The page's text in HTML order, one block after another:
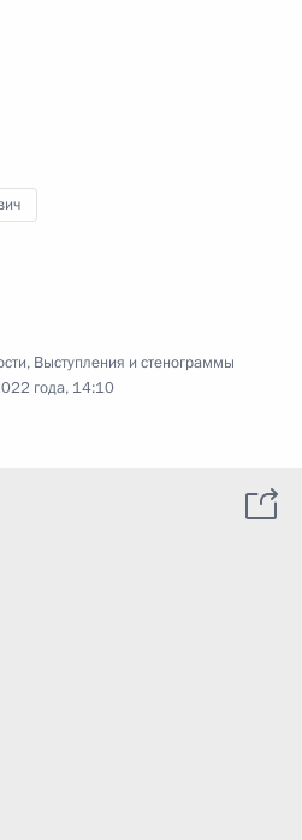
, Выступления и стенограммы
года, 14:10